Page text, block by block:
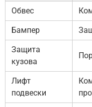
Обвес
Бампер
Защита
кузова
Лифт
подвески